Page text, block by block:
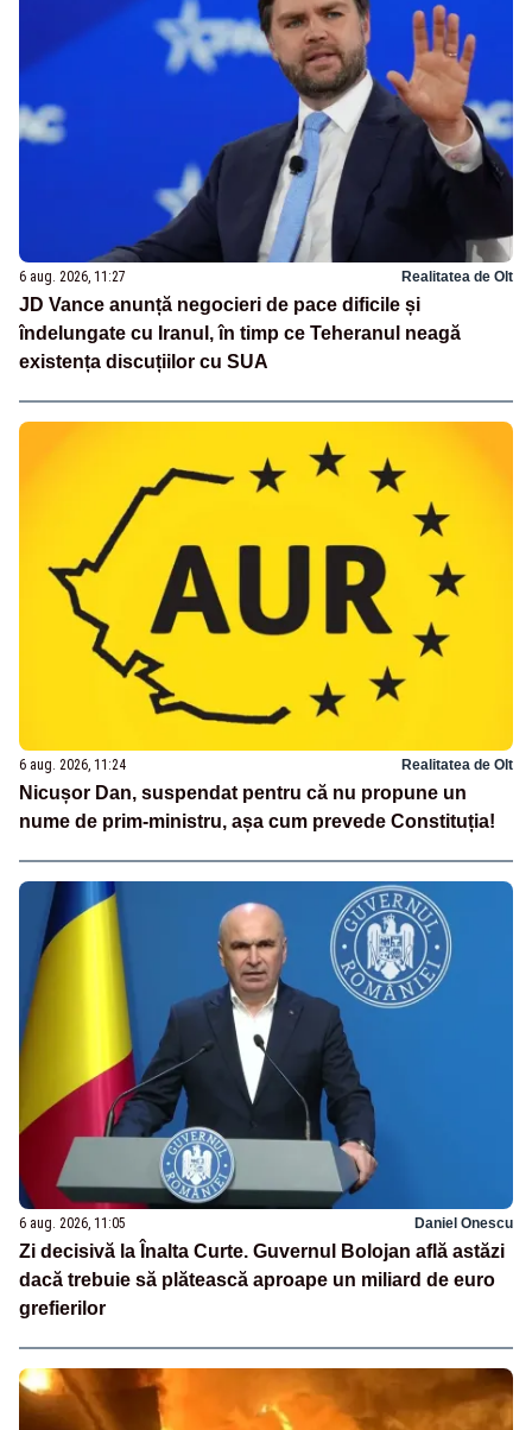
6 aug. 2026, 11:27 Realitatea de Olt
JD Vance anunță negocieri de pace dificile și
îndelungate cu Iranul, în timp ce Teheranul neagă
existența discuțiilor cu SUA
6 aug. 2026, 11:24 Realitatea de Olt
Nicușor Dan, suspendat pentru că nu propune un
nume de prim-ministru, așa cum prevede Constituția!
6 aug. 2026, 11:05 Daniel Onescu
Zi decisivă la Înalta Curte. Guvernul Bolojan află astăzi
dacă trebuie să plătească aproape un miliard de euro
grefierilor